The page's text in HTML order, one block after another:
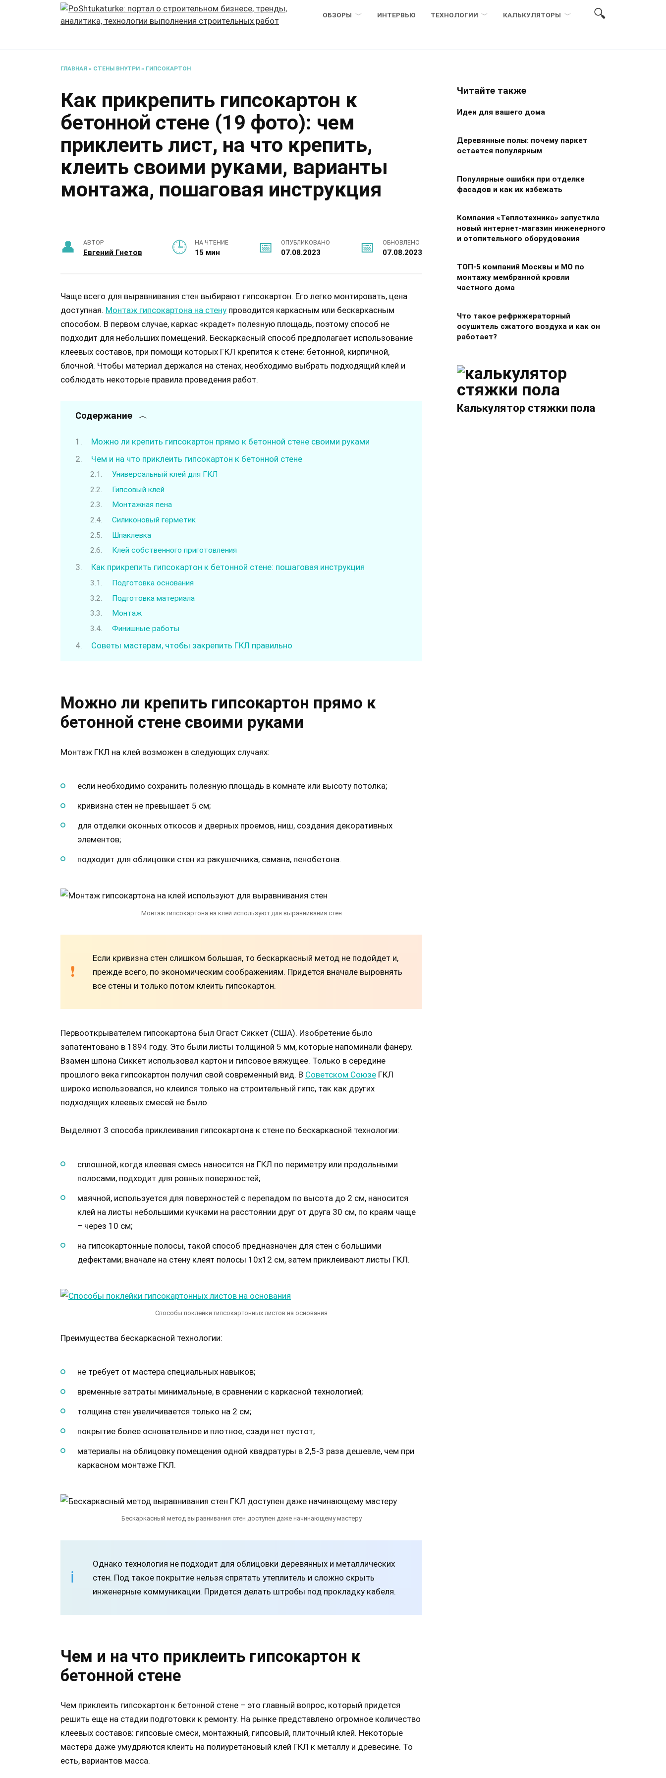
ОБЗОРЫ ИНТЕРВЬЮ ТЕХНОЛОГИИ КАЛЬКУЛЯТОРЫ
ГЛАВНАЯ » СТЕНЫ ВНУТРИ » ГИПСОКАРТОН
Как прикрепить гипсокартон к
бетонной стене (19 фото): чем
приклеить лист, на что крепить,
клеить своими руками, варианты
монтажа, пошаговая инструкция
АВТОР
Евгений Гнетов
НА ЧТЕНИЕ
15 мин
ОПУБЛИКОВАНО
07.08.2023
ОБНОВЛЕНО
07.08.2023
Чаще всего для выравнивания стен выбирают гипсокартон. Его легко монтировать, цена
доступная. Монтаж гипсокартона на стену проводится каркасным или бескаркасным
способом. В первом случае, каркас «крадет» полезную площадь, поэтому способ не
подходит для небольших помещений. Бескаркасный способ предполагает использование
клеевых составов, при помощи которых ГКЛ крепится к стене: бетонной, кирпичной,
блочной. Чтобы материал держался на стенах, необходимо выбрать подходящий клей и
соблюдать некоторые правила проведения работ.
Содержание
Можно ли крепить гипсокартон прямо к бетонной стене своими руками
Чем и на что приклеить гипсокартон к бетонной стене
Универсальный клей для ГКЛ
Гипсовый клей
Монтажная пена
Силиконовый герметик
Шпаклевка
Клей собственного приготовления
Как прикрепить гипсокартон к бетонной стене: пошаговая инструкция
Подготовка основания
Подготовка материала
Монтаж
Финишные работы
Советы мастерам, чтобы закрепить ГКЛ правильно
Можно ли крепить гипсокартон прямо к
бетонной стене своими руками
Монтаж ГКЛ на клей возможен в следующих случаях:
если необходимо сохранить полезную площадь в комнате или высоту потолка;
кривизна стен не превышает 5 см;
для отделки оконных откосов и дверных проемов, ниш, создания декоративных
элементов;
подходит для облицовки стен из ракушечника, самана, пенобетона.
Монтаж гипсокартона на клей используют для выравнивания стен
Если кривизна стен слишком большая, то бескаркасный метод не подойдет и,
прежде всего, по экономическим соображениям. Придется вначале выровнять
все стены и только потом клеить гипсокартон.
Первооткрывателем гипсокартона был Огаст Сиккет (США). Изобретение было
запатентовано в 1894 году. Это были листы толщиной 5 мм, которые напоминали фанеру.
Взамен шпона Сиккет использовал картон и гипсовое вяжущее. Только в середине
прошлого века гипсокартон получил свой современный вид. В Советском Союзе ГКЛ
широко использовался, но клеился только на строительный гипс, так как других
подходящих клеевых смесей не было.
Выделяют 3 способа приклеивания гипсокартона к стене по бескаркасной технологии:
сплошной, когда клеевая смесь наносится на ГКЛ по периметру или продольными
полосами, подходит для ровных поверхностей;
маячной, используется для поверхностей с перепадом по высота до 2 см, наносится
клей на листы небольшими кучками на расстоянии друг от друга 30 см, по краям чаще
– через 10 см;
на гипсокартонные полосы, такой способ предназначен для стен с большими
дефектами; вначале на стену клеят полосы 10х12 см, затем приклеивают листы ГКЛ.
Способы поклейки гипсокартонных листов на основания
Преимущества бескаркасной технологии:
не требует от мастера специальных навыков;
временные затраты минимальные, в сравнении с каркасной технологией;
толщина стен увеличивается только на 2 см;
покрытие более основательное и плотное, сзади нет пустот;
материалы на облицовку помещения одной квадратуры в 2,5-3 раза дешевле, чем при
каркасном монтаже ГКЛ.
Бескаркасный метод выравнивания стен доступен даже начинающему мастеру
Однако технология не подходит для облицовки деревянных и металлических
стен. Под такое покрытие нельзя спрятать утеплитель и сложно скрыть
инженерные коммуникации. Придется делать штробы под прокладку кабеля.
Чем и на что приклеить гипсокартон к
бетонной стене
Чем приклеить гипсокартон к бетонной стене – это главный вопрос, который придется
решить еще на стадии подготовки к ремонту. На рынке представлено огромное количество
клеевых составов: гипсовые смеси, монтажный, гипсовый, плиточный клей. Некоторые
мастера даже умудряются клеить на полиуретановый клей ГКЛ к металлу и древесине. То
есть, вариантов масса.
Читайте также
Идеи для вашего дома
Деревянные полы: почему паркет
остается популярным
Популярные ошибки при отделке
фасадов и как их избежать
Компания «Теплотехника» запустила
новый интернет-магазин инженерного
и отопительного оборудования
ТОП-5 компаний Москвы и МО по
монтажу мембранной кровли
частного дома
Что такое рефрижераторный
осушитель сжатого воздуха и как он
работает?
Калькулятор стяжки пола